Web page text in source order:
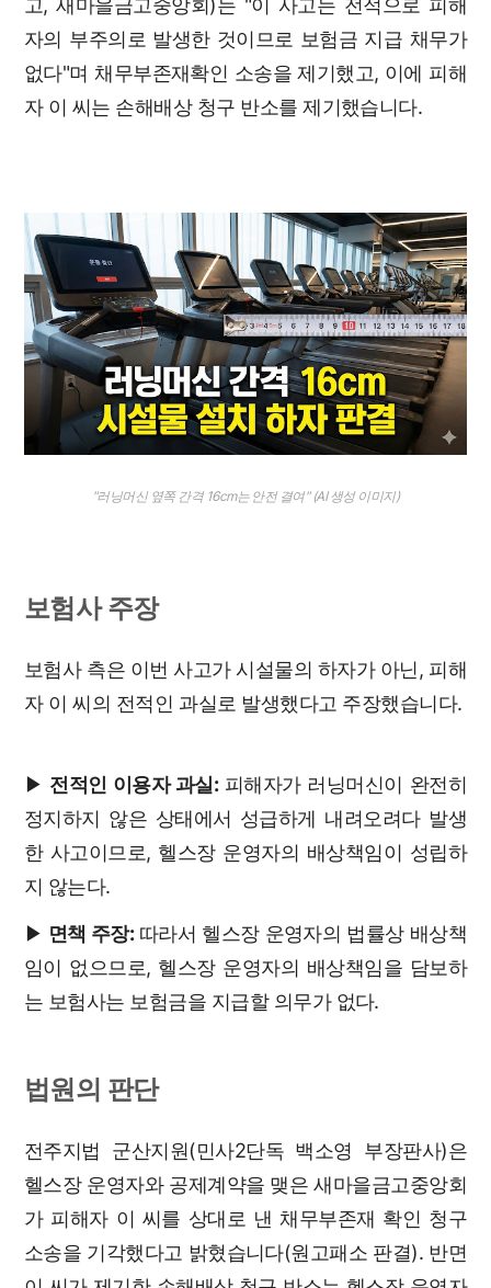
고, 새마을금고중앙회)는 "이 사고는 전적으로 피해
자의 부주의로 발생한 것이므로 보험금 지급 채무가
없다"며 채무부존재확인 소송을 제기했고, 이에 피해
자 이 씨는 손해배상 청구 반소를 제기했습니다.
"러닝머신 옆쪽 간격 16cm는 안전 결여" (AI 생성 이미지)
보험사 주장
보험사 측은 이번 사고가 시설물의 하자가 아닌, 피해
자 이 씨의 전적인 과실로 발생했다고 주장했습니다.
▶ 전적인 이용자 과실:피해자가 러닝머신이 완전히
정지하지 않은 상태에서 성급하게 내려오려다 발생
한 사고이므로, 헬스장 운영자의 배상책임이 성립하
지 않는다.
▶ 면책 주장:따라서 헬스장 운영자의 법률상 배상책
임이 없으므로, 헬스장 운영자의 배상책임을 담보하
는 보험사는 보험금을 지급할 의무가 없다.
법원의 판단
전주지법 군산지원(민사2단독 백소영 부장판사)은
헬스장 운영자와 공제계약을 맺은 새마을금고중앙회
가 피해자 이 씨를 상대로 낸 채무부존재 확인 청구
소송을 기각했다고 밝혔습니다(원고패소 판결). 반면